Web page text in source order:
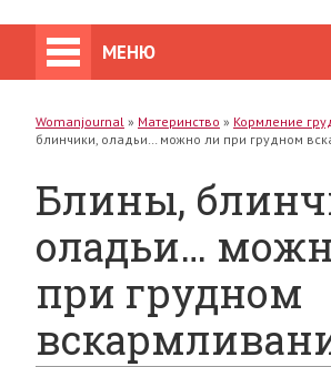
МЕНЮ
Womanjournal » Материнство » Кормление
блинчики, оладьи… можно ли при грудном
Блины,
оладьи…
при грудном